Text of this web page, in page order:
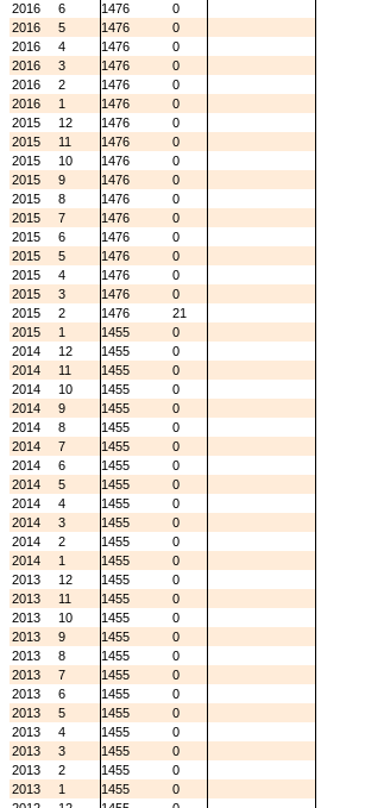
2016
6 1476
0
2016
5 1476
0
2016
4 1476
0
2016
3 1476
0
2016
2 1476
0
2016
1 1476
0
2015
12 1476
0
2015
11 1476
0
2015
10 1476
0
2015
9 1476
0
2015
8 1476
0
2015
7 1476
0
2015
6 1476
0
2015
5 1476
0
2015
4 1476
0
2015
3 1476
0
2015
2 1476
21
2015
1 1455
0
2014
12 1455
0
2014
11 1455
0
2014
10 1455
0
2014
9 1455
0
2014
8 1455
0
2014
7 1455
0
2014
6 1455
0
2014
5 1455
0
2014
4 1455
0
2014
3 1455
0
2014
2 1455
0
2014
1 1455
0
2013
12 1455
0
2013
11 1455
0
2013
10 1455
0
2013
9 1455
0
2013
8 1455
0
2013
7 1455
0
2013
6 1455
0
2013
5 1455
0
2013
4 1455
0
2013
3 1455
0
2013
2 1455
0
2013
1 1455
0